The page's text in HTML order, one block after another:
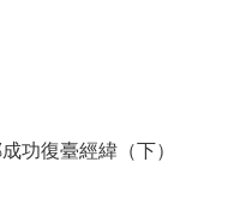
功復臺經緯（下）